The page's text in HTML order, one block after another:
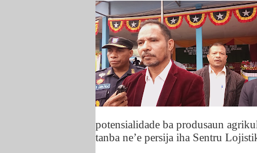
potensialidade ba produsaun
tanba ne’e persija iha Sentru